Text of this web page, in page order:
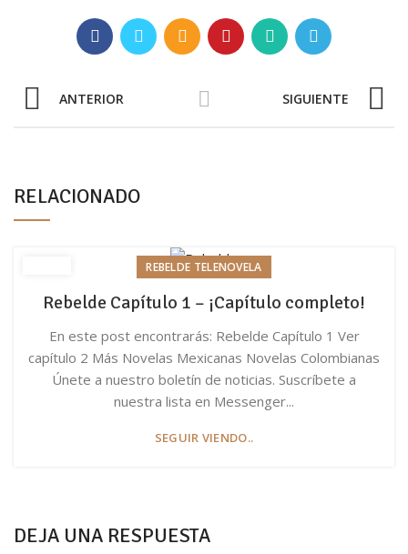
ANTERIOR SIGUIENTE
RELACIONADO
REBELDE TELENOVELA
Rebelde Capítulo 1 – ¡Capítulo completo!
En este post encontrarás: Rebelde Capítulo 1 Ver
capítulo 2 Más Novelas Mexicanas Novelas Colombianas
Únete a nuestro boletín de noticias. Suscríbete a
nuestra lista en Messenger...
SEGUIR VIENDO..
DEJA UNA RESPUESTA